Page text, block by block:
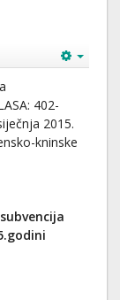
402-
2015.
kninske